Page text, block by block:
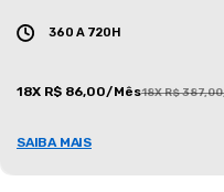
360 A 720H
18X R$ 86,00/Mês18X R$
SAIBA MAIS